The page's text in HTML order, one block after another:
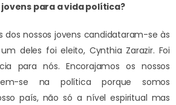
para a vida política?
dos nossos jovens candidataram-se às
deles foi eleito, Cynthia Zarazir. Foi
para nós. Encorajamos os nossos
se na política porque somos
país, não só a nível espiritual mas